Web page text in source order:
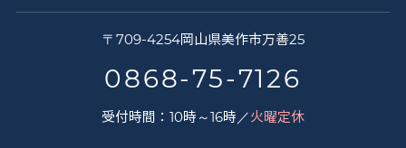
〒 709-4254岡山県美作市万善25
0868-75-7126
受付時間：10時～16時／火曜定休